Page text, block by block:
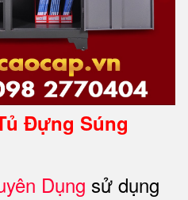
Đựng Súng
Dụng sử dụng